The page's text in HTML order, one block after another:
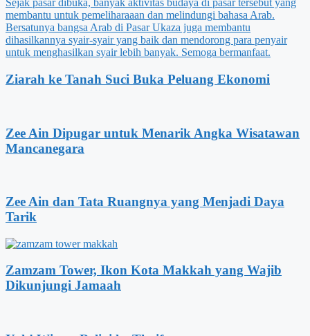
Ziarah ke Tanah Suci Buka Peluang Ekonomi
Zee Ain Dipugar untuk Menarik Angka Wisatawan
Mancanegara
Zee Ain dan Tata Ruangnya yang Menjadi Daya
Tarik
Zamzam Tower, Ikon Kota Makkah yang Wajib
Dikunjungi Jamaah